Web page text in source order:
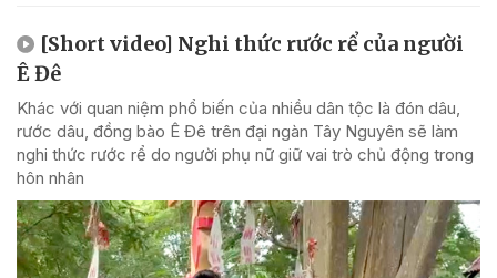
[Short video] Nghi thức rước rể của người
Ê Đê
Khác với quan niệm phổ biến của nhiều dân tộc là đón dâu,
rước dâu, đồng bào Ê Đê trên đại ngàn Tây Nguyên sẽ làm
nghi thức rước rể do người phụ nữ giữ vai trò chủ động trong
hôn nhân